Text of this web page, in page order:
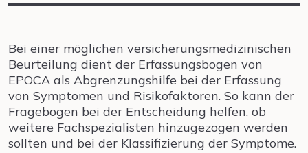
Bei einer möglichen versicherungsmedizinischen
Beurteilung dient der Erfassungsbogen von
EPOCA als Abgrenzungshilfe bei der Erfassung
von Symptomen und Risikofaktoren. So kann der
Fragebogen bei der Entscheidung helfen, ob
weitere Fachspezialisten hinzugezogen werden
sollten und bei der Klassifizierung der Symptome.